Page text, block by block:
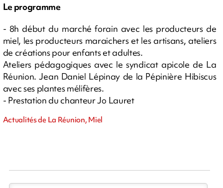
Le programme
- 8h début du marché forain avec les producteurs de
miel, les producteurs maraichers et les artisans, ateliers
de créations pour enfants et adultes.
Ateliers pédagogiques avec le syndicat apicole de La
Réunion. Jean Daniel Lépinay de la Pépinière Hibiscus
avec ses plantes mélifères.
- Prestation du chanteur Jo Lauret
Actualités de La Réunion, Miel